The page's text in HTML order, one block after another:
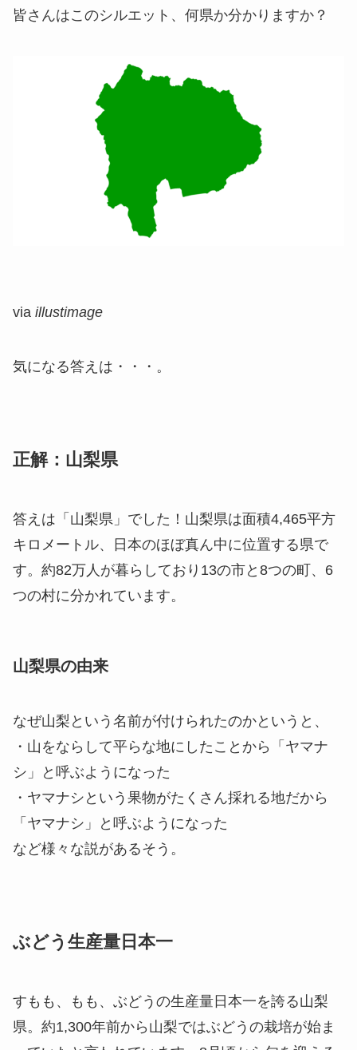
皆さんはこのシルエット、何県か分かりますか？
via illustimage
気になる答えは・・・。
正解：山梨県
答えは「山梨県」でした！山梨県は面積4,465平方
キロメートル、日本のほぼ真ん中に位置する県で
す。約82万人が暮らしており13の市と8つの町、6
つの村に分かれています。
山梨県の由来
なぜ山梨という名前が付けられたのかというと、
・山をならして平らな地にしたことから「ヤマナ
シ」と呼ぶようになった
・ヤマナシという果物がたくさん採れる地だから
「ヤマナシ」と呼ぶようになった
など様々な説があるそう。
ぶどう生産量日本一
すもも、もも、ぶどうの生産量日本一を誇る山梨
県。約1,300年前から山梨ではぶどうの栽培が始ま